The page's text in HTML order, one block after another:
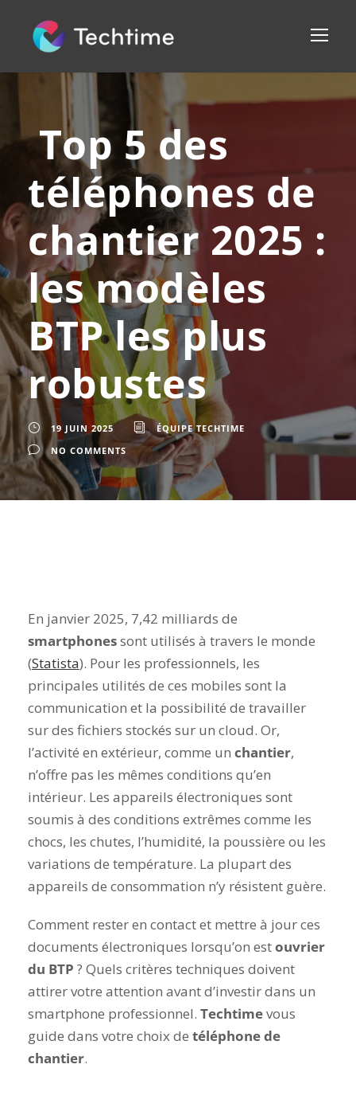
Top 5 des
téléphones de
chantier 2025 :
les modèles
BTP les plus
robustes
19 JUIN 2025
ÉQUIPE TECHTIME
NO COMMENTS
En janvier 2025, 7,42 milliards de
smartphonessont utilisés à travers le monde
(Statista). Pour les professionnels, les
principales utilités de ces mobiles sont la
communication et la possibilité de travailler
sur des fichiers stockés sur un cloud. Or,
l’activité en extérieur, comme un chantier,
n’offre pas les mêmes conditions qu’en
intérieur. Les appareils électroniques sont
soumis à des conditions extrêmes comme les
chocs, les chutes, l’humidité, la poussière ou les
variations de température. La plupart des
appareils de consommation n’y résistent guère.
Comment rester en contact et mettre à jour ces
documents électroniques lorsqu’on estouvrier
du BTP ? Quels critères techniques doivent
attirer votre attention avant d’investir dans un
smartphone professionnel. Techtimevous
guide dans votre choix de téléphone de
chantier.